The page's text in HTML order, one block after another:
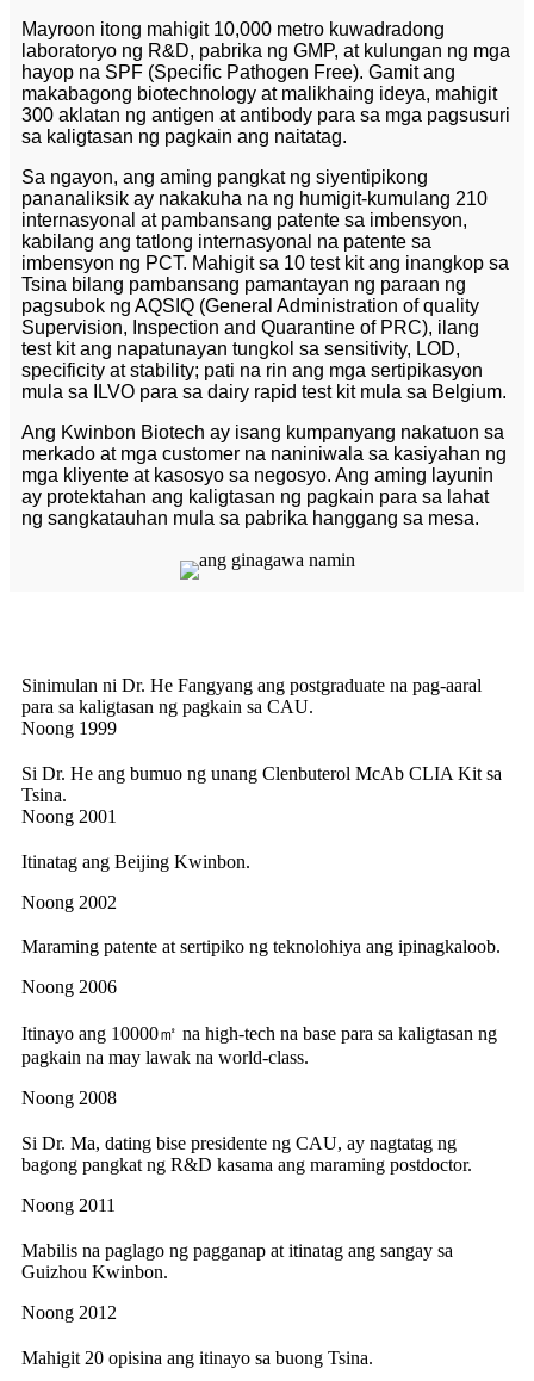
Mayroon itong mahigit 10,000 metro kuwadradong
laboratoryo ng R&D, pabrika ng GMP, at kulungan ng mga
hayop na SPF (Specific Pathogen Free). Gamit ang
makabagong biotechnology at malikhaing ideya, mahigit
300 aklatan ng antigen at antibody para sa mga pagsusuri
sa kaligtasan ng pagkain ang naitatag.
Sa ngayon, ang aming pangkat ng siyentipikong
pananaliksik ay nakakuha na ng humigit-kumulang 210
internasyonal at pambansang patente sa imbensyon,
kabilang ang tatlong internasyonal na patente sa
imbensyon ng PCT. Mahigit sa 10 test kit ang inangkop sa
Tsina bilang pambansang pamantayan ng paraan ng
pagsubok ng AQSIQ (General Administration of quality
Supervision, Inspection and Quarantine of PRC), ilang
test kit ang napatunayan tungkol sa sensitivity, LOD,
specificity at stability; pati na rin ang mga sertipikasyon
mula sa ILVO para sa dairy rapid test kit mula sa Belgium.
Ang Kwinbon Biotech ay isang kumpanyang nakatuon sa
merkado at mga customer na naniniwala sa kasiyahan ng
mga kliyente at kasosyo sa negosyo. Ang aming layunin
ay protektahan ang kaligtasan ng pagkain para sa lahat
ng sangkatauhan mula sa pabrika hanggang sa mesa.
Sinimulan ni Dr. He Fangyang ang postgraduate na pag-aaral
para sa kaligtasan ng pagkain sa CAU.
Noong 1999
Si Dr. He ang bumuo ng unang Clenbuterol McAb CLIA Kit sa
Tsina.
Noong 2001
Itinatag ang Beijing Kwinbon.
Noong 2002
Maraming patente at sertipiko ng teknolohiya ang ipinagkaloob.
Noong 2006
Itinayo ang 10000㎡ na high-tech na base para sa kaligtasan ng
pagkain na may lawak na world-class.
Noong 2008
Si Dr. Ma, dating bise presidente ng CAU, ay nagtatag ng
bagong pangkat ng R&D kasama ang maraming postdoctor.
Noong 2011
Mabilis na paglago ng pagganap at itinatag ang sangay sa
Guizhou Kwinbon.
Noong 2012
Mahigit 20 opisina ang itinayo sa buong Tsina.